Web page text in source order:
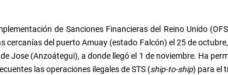
de Sanciones Financieras del Reino Unido
cercanías del puerto Amuay (estado Falcón) el 25 de
Jose (Anzoátegui), a donde llegó el 1 de noviembre. Ha
las operaciones ilegales de STS (ship-to-ship) para el